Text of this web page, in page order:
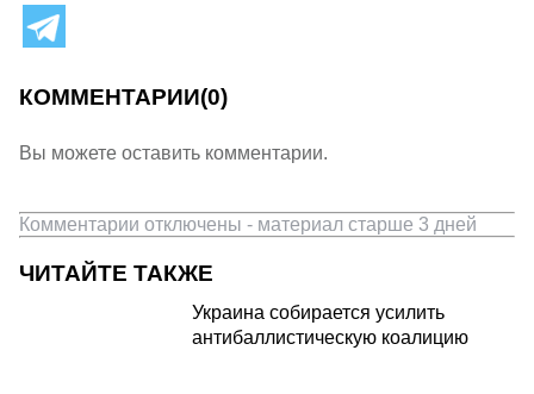
КОММЕНТАРИИ(0)
Вы можете оставить комментарии.
Комментарии отключены - материал старше 3 дней
ЧИТАЙТЕ ТАКЖЕ
Украина собирается усилить
антибаллистическую коалицию